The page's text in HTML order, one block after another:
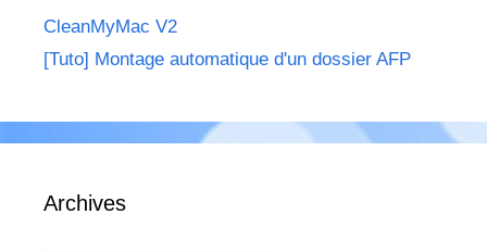
CleanMyMac V2
[Tuto] Montage automatique d'un dossier AFP
Archives